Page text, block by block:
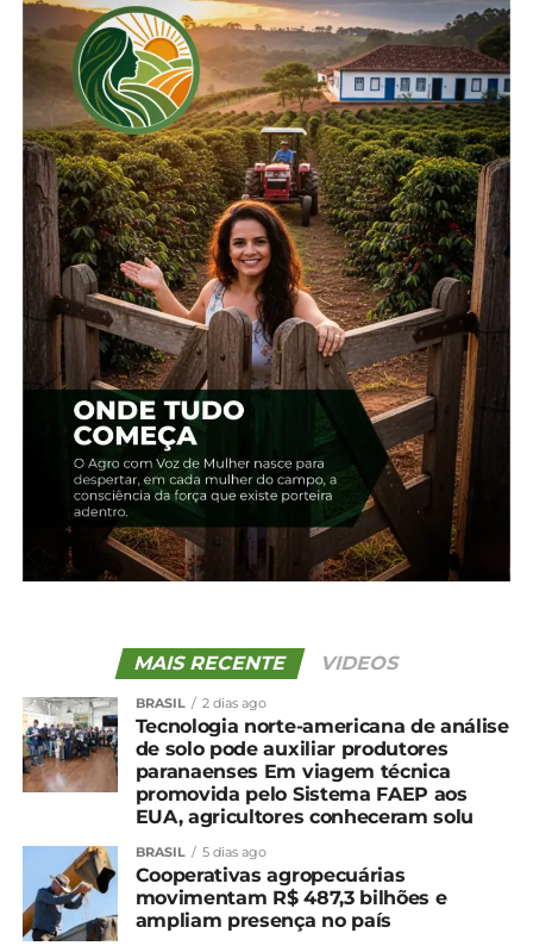
Compartilhe isso:
Facebook 18+
Relacionado
Cotação agrícola para
região de Irati
5 de fevereiro, 2024
Em "Irati"
Cotação agrícola para
região de Irati
15 de fevereiro, 2024
Em "Irati"
Cotação agrícola para a
região de Irati
27 de fevereiro, 2024
Em "Irati"
TÓPICOS RELACIONADOS:
UP NEXT
Cotação agrícola para a região de Irati
MAIS RECENTE VIDEOS
BRASIL 2 dias ago
Tecnologia norte-americana de análise
de solo pode auxiliar produtores
paranaenses Em viagem técnica
promovida pelo Sistema FAEP aos
EUA, agricultores conheceram solu
BRASIL 5 dias ago
Cooperativas agropecuárias
movimentam R$ 487,3 bilhões e
ampliam presença no país